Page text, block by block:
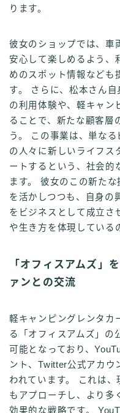
ります。
彼女のショップでは、車
安心して楽しめるよう、
めのスポット情報なども
す。 さらに、松本さん
の利用体験や、軽キャン
ることで、新たな顧客層
う。 この事業は、単な
の人々に新しいライフス
ートするという、社会的
ます。 彼女のこの新た
を活かしつつも、自身の
をビジネスとして成立さ
や生き方を体現している
「オフィスアムズ」
ァンとの交流
軽キャンピングレンタカ
る「オフィスアムズ」の
可能となっており、
ント、Twitter公式アカウ
われています。 これは
もアプローチし、より多
効果的な戦略です。